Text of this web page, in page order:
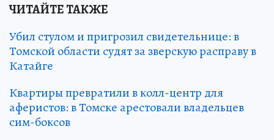
ЧИТАЙТЕ ТАКЖЕ
Убил стулом и пригрозил свидетельнице: в
Томской области судят за зверскую расправу в
Катайге
Квартиры превратили в колл-центр для
аферистов: в Томске арестовали владельцев
сим-боксов